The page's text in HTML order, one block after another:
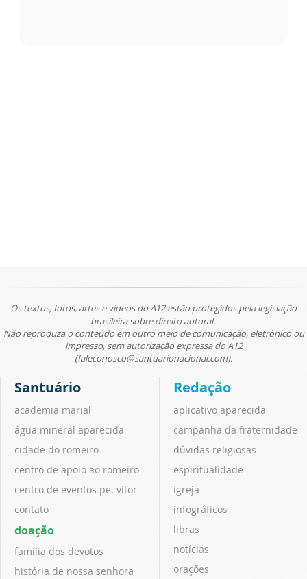
Os textos, fotos, artes e vídeos do A12 estão protegidos pela legislação
brasileira sobre direito autoral.
Não reproduza o conteúdo em outro meio de comunicação, eletrônico ou
impresso, sem autorização expressa do A12
(faleconosco@santuarionacional.com).
Santuário
academia marial
água mineral aparecida
cidade do romeiro
centro de apoio ao romeiro
centro de eventos pe. vitor
contato
doação
família dos devotos
história de nossa senhora
Redação
aplicativo aparecida
campanha da fraternidade
dúvidas religiosas
espiritualidade
igreja
infográficos
libras
notícias
orações